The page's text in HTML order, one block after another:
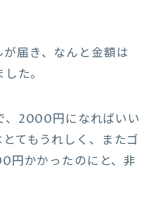
届き、なんと金額は
た。
、2000円になればいい
てもうれしく、またゴ
円かかったのにと、非